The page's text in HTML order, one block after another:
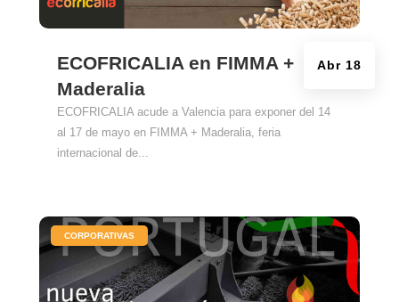
ECOFRICALIA en FIMMA +
Maderalia
Abr 18
ECOFRICALIA acude a Valencia para exponer del 14
al 17 de mayo en FIMMA + Maderalia, feria
internacional de...
CORPORATIVAS